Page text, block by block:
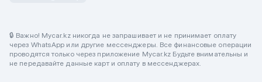
🔒 Важно! Mycar.kz никогда не запрашивает и не принимает оплату
через WhatsApp или другие мессенджеры. Все финансовые операции
проводятся только через приложение Mycar.kz Будьте внимательны и
не передавайте данные карт и оплату в мессенджерах.